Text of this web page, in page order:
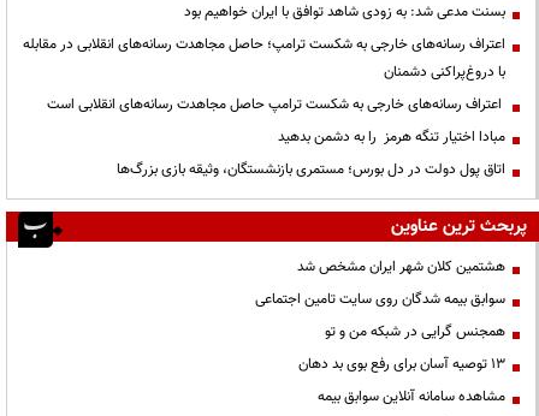
بسنت مدعی شد: به زودی شاهد توافق با ایران خواهیم بود
اعتراف رسانه‌های خارجی به شکست ترامپ؛ حاصل مجاهدت رسانه‌های انقلابی در مقابله
با دروغ‌پراکنی دشمنان
اعتراف رسانه‌های خارجی به شکست ترامپ حاصل مجاهدت رسانه‌های انقلابی است
مبادا اختیار تنگه هرمز را به دشمن بدهید
اتاق پول دولت در دل بورس؛ مستمری بازنشستگان، وثیقه بازی بزرگ‌ها
پربحث ترین عناوین
هشتمین کلان شهر ایران مشخص شد
سوابق بیمه شدگان روی سایت تامین اجتماعی
همجنس گرایی در شبکه من و تو
13 توصیه آسان برای رفع بوی بد دهان
مشاهده سامانه آنلاين سوابق بیمه